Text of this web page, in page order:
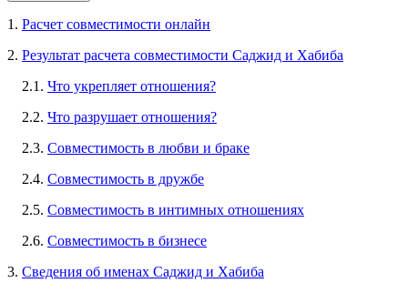
1. Расчет совместимости онлайн
2. Результат расчета совместимости Саджид и Хабиба
2.1. Что укрепляет отношения?
2.2. Что разрушает отношения?
2.3. Совместимость в любви и браке
2.4. Совместимость в дружбе
2.5. Совместимость в интимных отношениях
2.6. Совместимость в бизнесе
3. Сведения об именах Саджид и Хабиба